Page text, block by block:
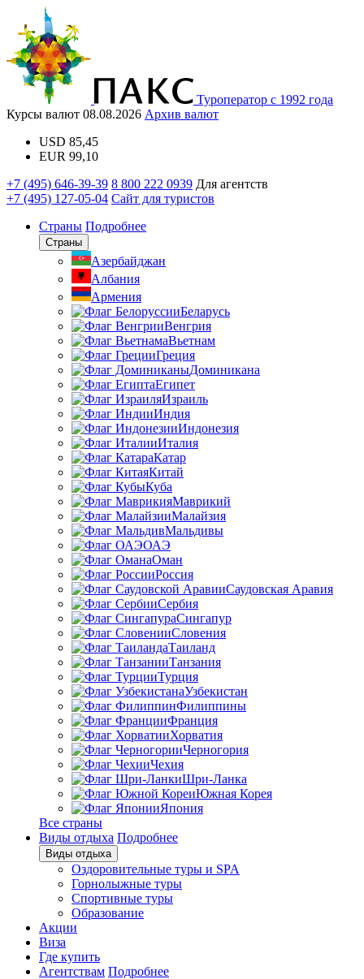
Туроператор с 1992 года
Курсы валют 08.08.2026 Архив валют
USD 85,45
EUR 99,10
+7 (495) 646-39-39 8 800 222 0939 Для агентств
+7 (495) 127-05-04 Сайт для туристов
Страны Подробнее
Страны
Азербайджан
Албания
Армения
Беларусь
Венгрия
Вьетнам
Греция
Доминикана
Египет
Израиль
Индия
Индонезия
Италия
Катар
Китай
Куба
Маврикий
Малайзия
Мальдивы
ОАЭ
Оман
Россия
Саудовская Аравия
Сербия
Сингапур
Словения
Таиланд
Танзания
Турция
Узбекистан
Филиппины
Франция
Хорватия
Черногория
Чехия
Шри-Ланка
Южная Корея
Япония
Все страны
Виды отдыха Подробнее
Виды отдыха
Оздоровительные туры и SPA
Горнолыжные туры
Спортивные туры
Образование
Акции
Виза
Где купить
Агентствам Подробнее